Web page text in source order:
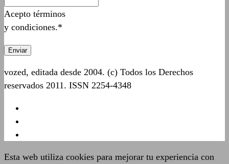
Acepto términos
y condiciones.*
vozed, editada desde 2004. (c) Todos los Derechos
reservados 2011. ISSN 2254-4348
Esta web utiliza cookies para mejorar tu experiencia con